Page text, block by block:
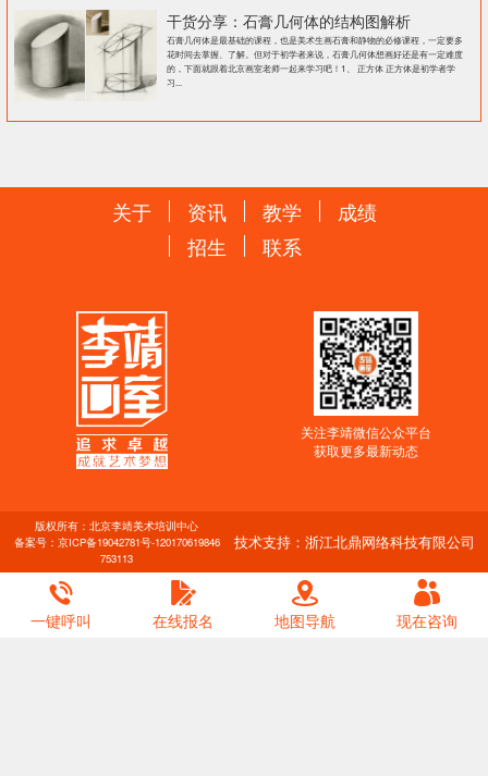
干货分享：石膏几何体的结构图解析
石膏几何体是最基础的课程，也是美术生画石膏和静物的必修课程，一定要多
花时间去掌握、了解。但对于初学者来说，石膏几何体想画好还是有一定难度
的，下面就跟着北京画室老师一起来学习吧！1、 正方体 正方体是初学者学
习...
一键呼叫 在线报名 地图导航 现在咨询
关于 资讯 教学
成绩
招生
联系
关注李靖微信公众平台
获取更多最新动态
版权所有：北京李靖美术培训中心
备案号： 京ICP备19042781号-120170619846
753113
技术支持：浙江北鼎网络科技有限公司